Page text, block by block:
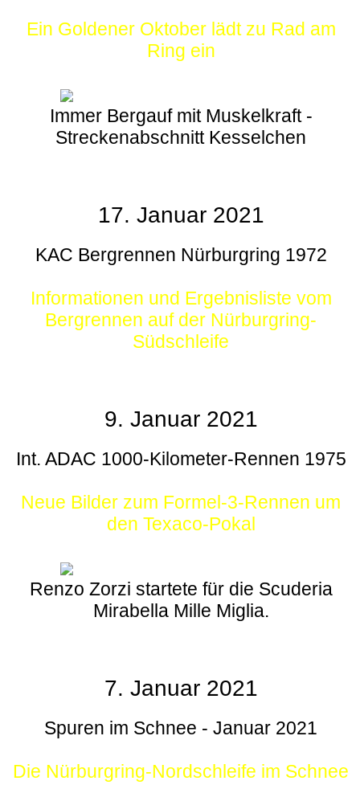
Ein Goldener Oktober lädt zu Rad am
Ring ein
Immer Bergauf mit Muskelkraft -
Streckenabschnitt Kesselchen
17. Januar 2021
KAC Bergrennen Nürburgring 1972
Informationen und Ergebnisliste vom
Bergrennen auf der Nürburgring-
Südschleife
9. Januar 2021
Int. ADAC 1000-Kilometer-Rennen 1975
Neue Bilder zum Formel-3-Rennen um
den Texaco-Pokal
Renzo Zorzi startete für die Scuderia
Mirabella Mille Miglia.
7. Januar 2021
Spuren im Schnee - Januar 2021
Die Nürburgring-Nordschleife im Schnee